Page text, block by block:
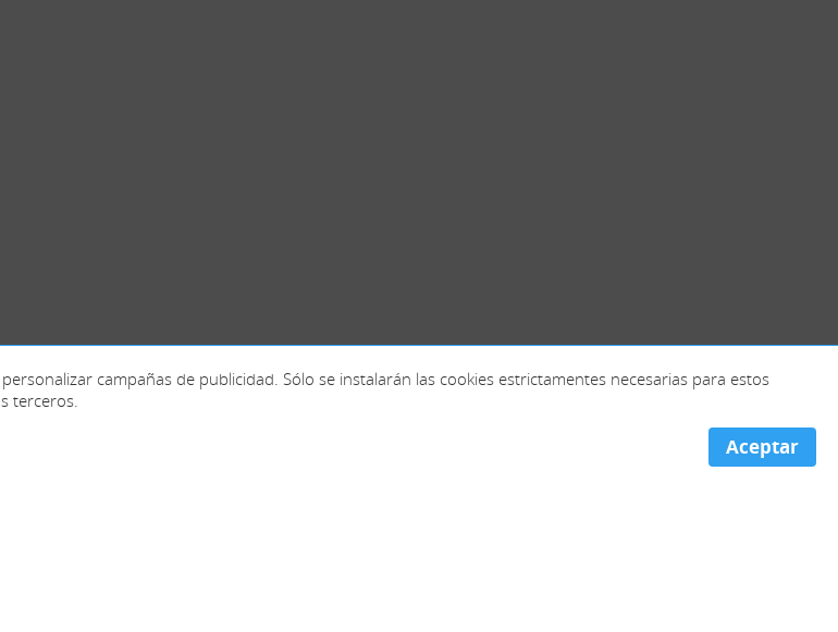
campañas de publicidad. Sólo se instalarán las cookies estrictamentes necesarias para estos
terceros.
Aceptar